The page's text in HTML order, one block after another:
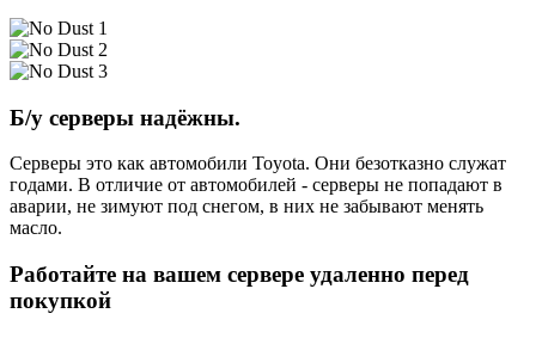
Б/у серверы надёжны.
Серверы это как автомобили Toyota. Они безотказно служат
годами. В отличие от автомобилей - серверы не попадают в
аварии, не зимуют под снегом, в них не забывают менять
масло.
Работайте на вашем сервере удаленно перед
покупкой